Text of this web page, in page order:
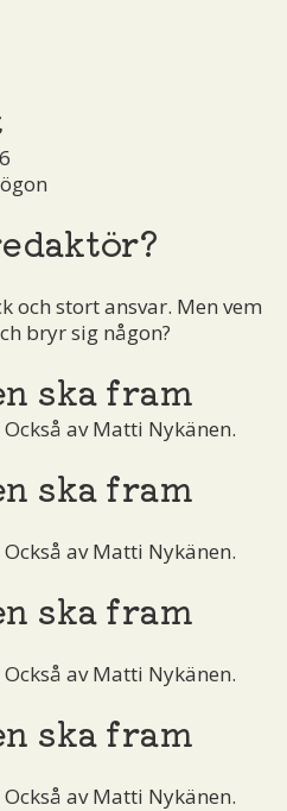
och stort ansvar. Men vem
bryr sig någon?
ska fram
av Matti Nykänen.
ska fram
av Matti Nykänen.
ska fram
av Matti Nykänen.
ska fram
av Matti Nykänen.